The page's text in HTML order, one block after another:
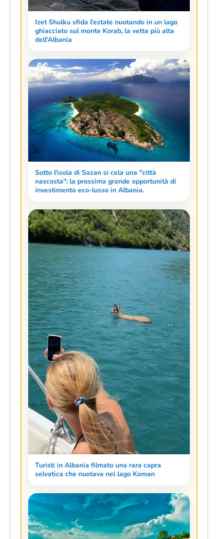
Izet Shulku sfida l'estate nuotando in un lago
ghiacciato sul monte Korab, la vetta più alta
dell'Albania
Sotto l'isola di Sazan si cela una "città
nascosta": la prossima grande opportunità di
investimento eco-lusso in Albania.
Turisti in Albania filmato una rara capra
selvatica che nuotava nel lago Koman